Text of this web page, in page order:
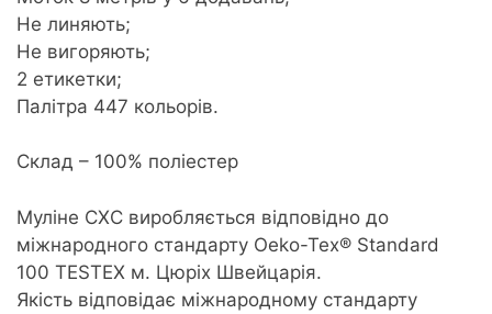
Не линяють;
Не вигоряють;
2 етикетки;
Палітра 447 кольорів.
Склад – 100% поліестер
Муліне CXC виробляється відповідно до
міжнародного стандарту Oeko-Tex® Standard
100 TESTEX м. Цюріх Швейцарія.
Якість відповідає міжнародному стандарту